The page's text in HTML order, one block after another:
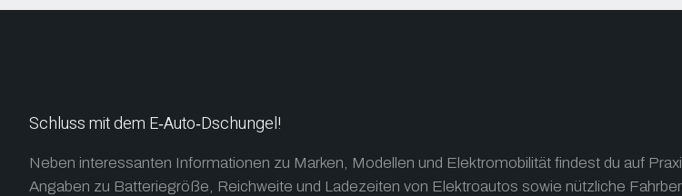
Schluss mit dem E‑Auto‑Dschungel!
Neben interessanten Informationen zu Marken, Modellen und Elektromobilität findest du auf
Angaben zu Batteriegröße, Reichweite und Ladezeiten von Elektroautos sowie nützliche